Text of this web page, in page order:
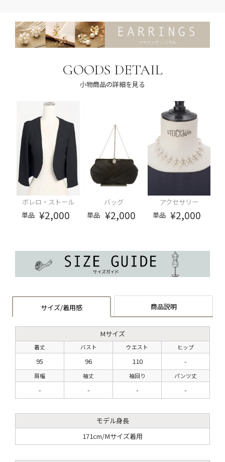
GOODS DETAIL
小物商品の詳細を見る
ボレロ・ストール
単品 ¥2,000
バッグ
単品 ¥2,000
アクセサリー
単品 ¥2,000
サイズ/着用感 商品説明
Mサイズ
着丈 バスト ウエスト ヒップ
95 96 110 -
肩幅 袖丈 袖回り パンツ丈
- - - -
モデル身長
171cm/Mサイズ着用